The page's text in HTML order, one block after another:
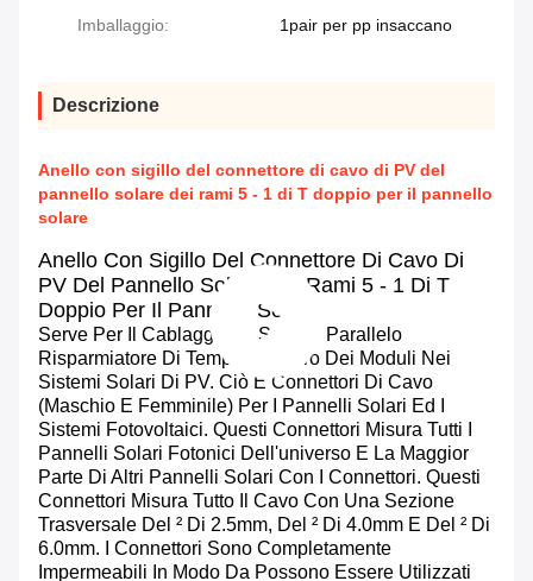
Imballaggio: 1pair per pp insaccano
Descrizione
Anello con sigillo del connettore di cavo di PV del
pannello solare dei rami 5 - 1 di T doppio per il pannello
solare
Anello Con Sigillo Del Connettore Di Cavo Di
PV Del Pannello Solare Dei Rami 5 - 1 Di T
Doppio Per Il Pannello Solare
Serve Per Il Cablaggio Di Serie E Parallelo
Risparmiatore Di Tempo E Sicuro Dei Moduli Nei
Sistemi Solari Di PV. Ciò È Connettori Di Cavo
(maschio E Femminile) Per I Pannelli Solari Ed I
Sistemi Fotovoltaici. Questi Connettori Misura Tutti I
Pannelli Solari Fotonici Dell'universo E La Maggior
Parte Di Altri Pannelli Solari Con I Connettori. Questi
Connettori Misura Tutto Il Cavo Con Una Sezione
Trasversale Del ² Di 2.5mm, Del ² Di 4.0mm E Del ² Di
6.0mm. I Connettori Sono Completamente
Impermeabili In Modo Da Possono Essere Utilizzati